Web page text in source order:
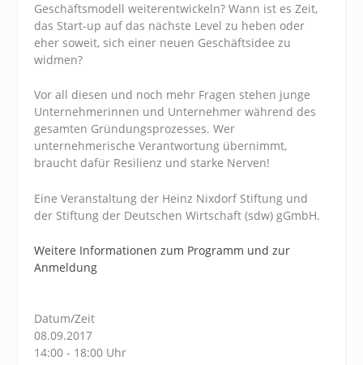
Geschäftsmodell weiterentwickeln? Wann ist es Zeit,
das Start-up auf das nächste Level zu heben oder
eher soweit, sich einer neuen Geschäftsidee zu
widmen?
Vor all diesen und noch mehr Fragen stehen junge
Unternehmerinnen und Unternehmer während des
gesamten Gründungsprozesses. Wer
unternehmerische Verantwortung übernimmt,
braucht dafür Resilienz und starke Nerven!
Eine Veranstaltung der Heinz Nixdorf Stiftung und
der Stiftung der Deutschen Wirtschaft (sdw) gGmbH.
Weitere Informationen zum Programm und zur
Anmeldung
Datum/Zeit
08.09.2017
14:00 - 18:00 Uhr